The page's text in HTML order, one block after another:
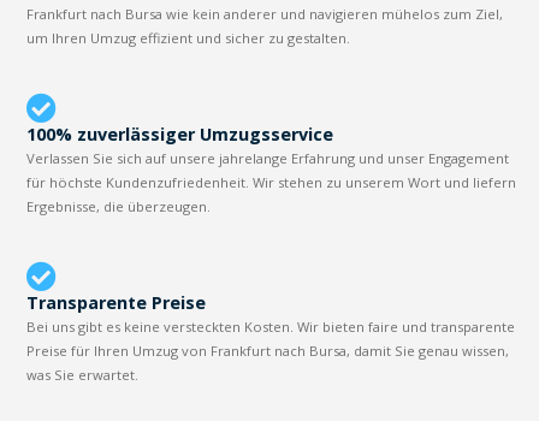
Frankfurt nach Bursa wie kein anderer und navigieren mühelos zum Ziel,
um Ihren Umzug effizient und sicher zu gestalten.
100% zuverlässiger Umzugsservice
Verlassen Sie sich auf unsere jahrelange Erfahrung und unser Engagement
für höchste Kundenzufriedenheit. Wir stehen zu unserem Wort und liefern
Ergebnisse, die überzeugen.
Transparente Preise
Bei uns gibt es keine versteckten Kosten. Wir bieten faire und transparente
Preise für Ihren Umzug von Frankfurt nach Bursa, damit Sie genau wissen,
was Sie erwartet.